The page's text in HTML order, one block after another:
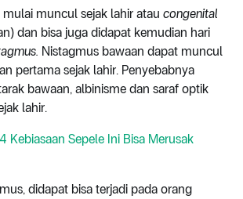
mulai muncul sejak lahir atau congenital
dan bisa juga didapat kemudian hari
Nistagmus bawaan dapat muncul
pertama sejak lahir. Penyebabnya
bawaan, albinisme dan saraf optik
lahir.
4 Kebiasaan Sepele Ini Bisa Merusak
didapat bisa terjadi pada orang